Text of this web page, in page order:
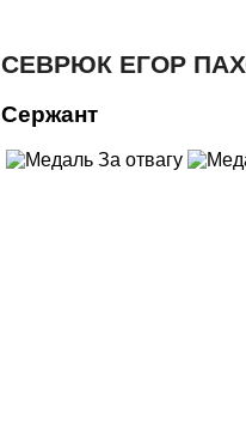
СЕВРЮК ЕГОР
Сержант